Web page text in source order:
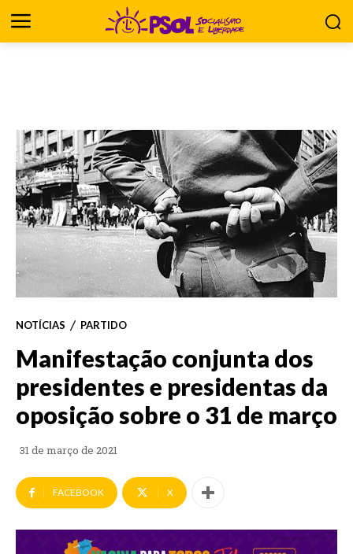
NOTÍCIAS PARTIDO
Manifestação conjunta dos
presidentes e presidentas da
oposição sobre o 31 de março
31 de março de 2021
FACEBOOK X